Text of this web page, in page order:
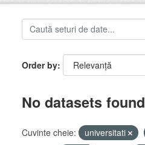
Order by
No datasets found
Cuvinte cheie: universitati